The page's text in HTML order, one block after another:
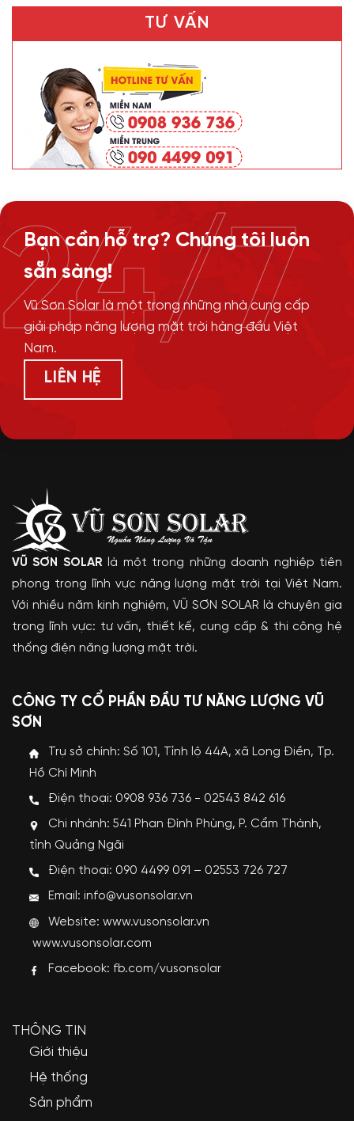
TƯ VẤN
Bạn cần hỗ trợ? Chúng tôi luôn
sẵn sàng!
Vũ Sơn Solar là một trong những nhà cung cấp
giải pháp năng lượng mặt trời hàng đầu Việt
Nam.
LIÊN HỆ
24/7
VŨ SƠN SOLAR là một trong những doanh nghiệp tiên
phong trong lĩnh vực năng lượng mặt trời tại Việt Nam.
Với nhiều năm kinh nghiệm, VŨ SƠN SOLAR là chuyên gia
trong lĩnh vực: tư vấn, thiết kế, cung cấp & thi công hệ
thống điện năng lượng mặt trời.
CÔNG TY CỔ PHẦN ĐẦU TƯ NĂNG LƯỢNG VŨ
SƠN
Trụ sở chính: Số 101, Tỉnh lộ 44A, xã Long Điền, Tp.
Hồ Chí Minh
Điện thoại: 0908 936 736 - 02543 842 616
Chi nhánh: 541 Phan Đình Phùng, P. Cẩm Thành,
tỉnh Quảng Ngãi
Điện thoại: 090 4499 091 – 02553 726 727
Email: info@vusonsolar.vn
Website:www.vusonsolar.vn
www.vusonsolar.com
Facebook: fb.com/vusonsolar
THÔNG TIN
Giới thiệu
Hệ thống
Sản phẩm